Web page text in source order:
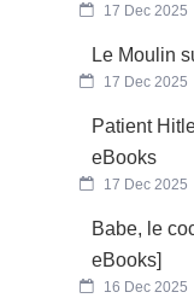
17 Dec 2025
Le Moulin
17 Dec 2025
Patient
eBooks
17 Dec 2025
Babe, le
eBooks]
16 Dec 2025